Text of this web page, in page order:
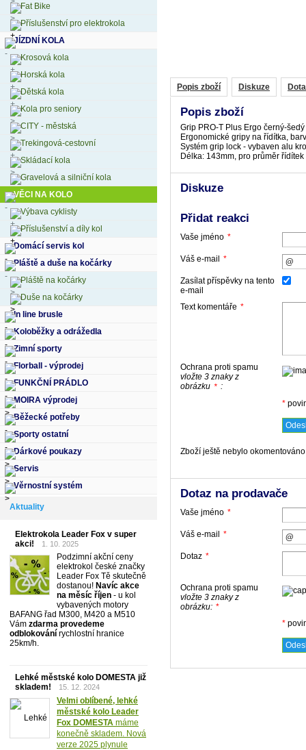
Popis zboží Diskuze
Popis zboží
Grip PRO-T Plus Ergo černý-
Ergonomické gripy na řídítka,
Systém grip lock - vybaven alu
Délka: 143mm, pro průměr
Diskuze
Přidat reakci
Vaše jméno *
Váš e-mail *
Zasílat příspěvky na tento
e-mail
Text komentáře *
Ochrana proti spamu
vložte 3 znaky z
obrázku * :
*
Zboží ještě nebylo
Dotaz na prodavače
Vaše jméno *
Váš e-mail *
Dotaz *
Ochrana proti spamu
vložte 3 znaky z
obrázku: *
*
Fat Bike
Příslušenství pro elektrokola
JÍZDNÍ KOLA
Krosová kola
Horská kola
Dětská kola
Kola pro seniory
CITY - městská
Trekingová-cestovní
Skládací kola
Gravelová a silniční kola
VĚCI NA KOLO
Výbava cyklisty
Příslušenství a díly kol
Domácí servis kol
Pláště a duše na kočárky
Pláště na kočárky
Duše na kočárky
In line brusle
Koloběžky a odrážedla
Zimní sporty
Florball - výprodej
FUNKČNÍ PRÁDLO
MOIRA výprodej
Běžecké potřeby
Sporty ostatní
Dárkové poukazy
Servis
Věrnostní systém
Aktuality
Elektrokola Leader Fox v super
akci!
1. 10. 2025
Podzimní akční ceny
elektrokol české značky
Leader Fox Tě skutečně
dostanou! Navíc akce
na měsíc říjen - u kol
vybavených motory
BAFANG řad M300, M420 a M510
Vám zdarma provedeme
odblokování rychlostní hranice
25km/h.
Lehké městské kolo DOMESTA již
skladem!
15. 12. 2024
Velmi oblíbené, lehké
městské kolo Leader
Fox DOMESTA máme
konečně skladem. Nová
verze 2025 plynule